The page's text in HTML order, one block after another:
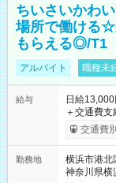
ちいさいかわ
場所で働ける☆
もらえる◎/T1
アルバイト 職種未
給与
日給13,000
＋交通費支給 ★交通費全額支給！ ┗案件により規定
いOK！（
ンビニATMか
交通費
勤務地
横浜市港北
神奈川県横